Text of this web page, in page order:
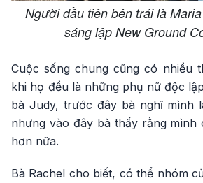
Người đầu tiên bên trái là
sáng lập New Ground
Cuộc sống chung cũng có nhiều
khi họ đều là những phụ nữ độc
bà Judy, trước đây bà nghĩ mình
nhưng vào đây bà thấy rằng mình
hơn nữa.
Bà Rachel cho biết, có thể nhóm